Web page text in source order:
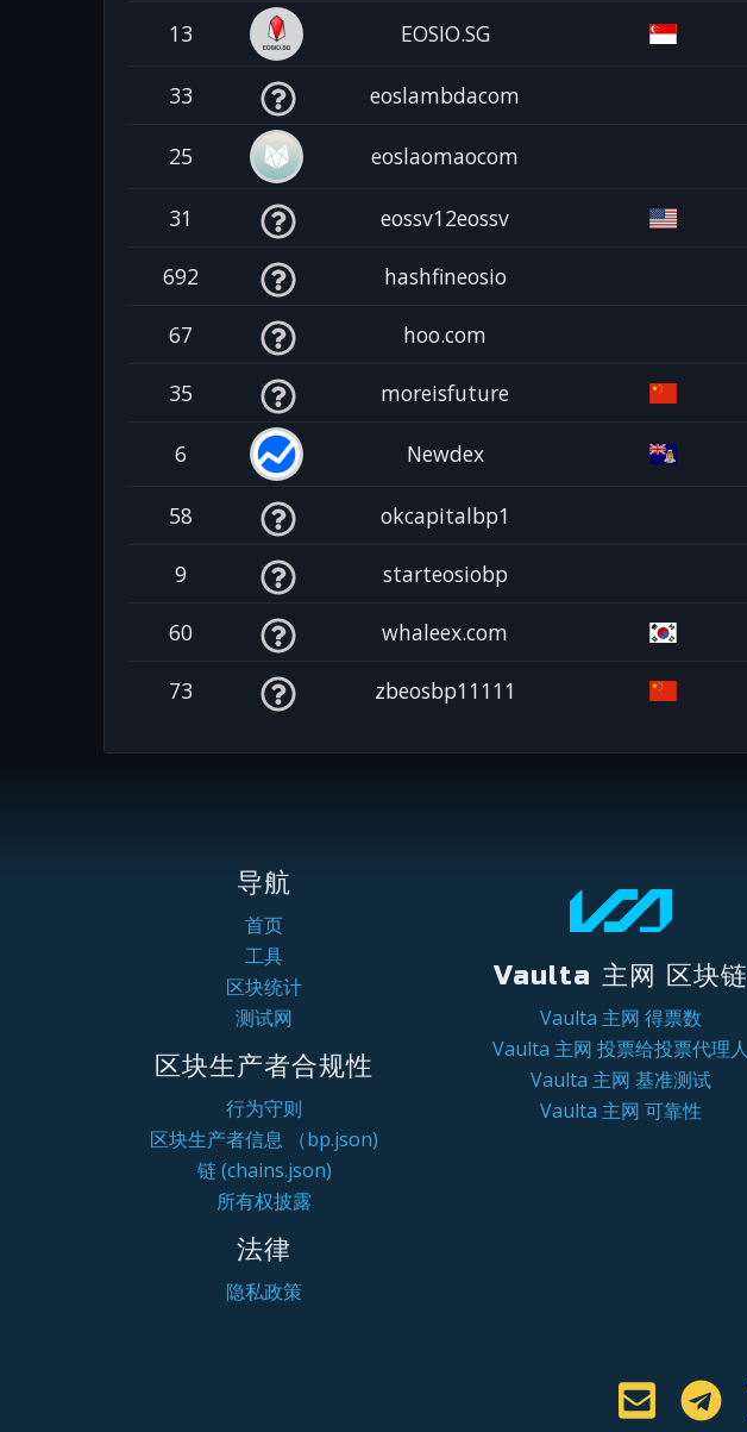
13 EOSIO.SG
33 eoslambdacom
25 eoslaomaocom
31 eossv12eossv
692 hashfineosio
67 hoo.com
35 moreisfuture
6 Newdex
58 okcapitalbp1
9 starteosiobp
60 whaleex.com
73 zbeosbp11111
导航
首页
工具
区块统计
测试网
区块生产者合规性
行为守则
区块生产者信息 （bp.json)
链 (chains.json)
所有权披露
法律
隐私政策
Vaulta 主网 区块链
Vaulta 主网 得票数
Vaulta 主网 投票给投票代理人
Vaulta 主网 基准测试
Vaulta 主网 可靠性